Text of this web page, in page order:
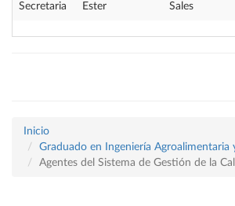
Secretaria Ester Sales
Inicio
Graduado en Ingeniería Agroalimentaria
Agentes del Sistema de Gestión de la